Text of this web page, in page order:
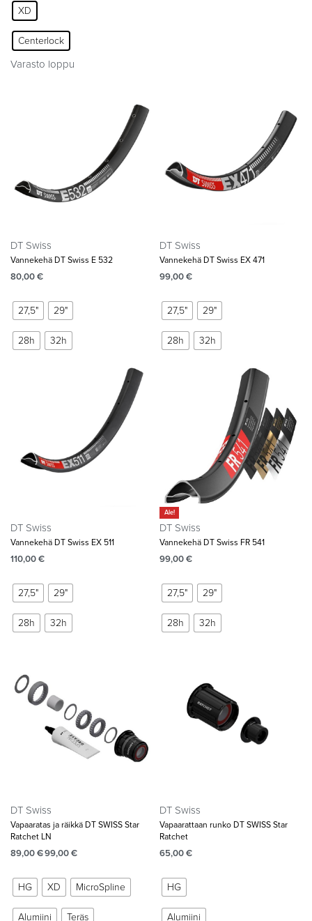
XD
Centerlock
Varasto loppu
DT Swiss
Vannekehä DT Swiss E 532
80,00€
27,5" 29"
28h 32h
DT Swiss
Vannekehä DT Swiss EX 471
99,00€
27,5" 29"
28h 32h
DT Swiss
Vannekehä DT Swiss EX 511
110,00€
27,5" 29"
28h 32h
Ale!
DT Swiss
Vannekehä DT Swiss FR 541
99,00€
27,5" 29"
28h 32h
DT Swiss
Vapaaratas ja räikkä DT SWISS Star
Ratchet LN
89,00€99,00€
HG XD MicroSpline
Alumiini Teräs
DT Swiss
Vapaarattaan runko DT SWISS Star
Ratchet
65,00€
HG
Alumiini